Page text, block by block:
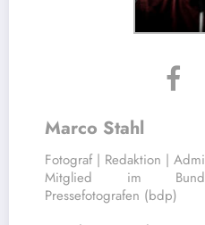
Marco Stahl
Fotograf | Redaktion |
Mitglied im
Pressefotografen (bdp)